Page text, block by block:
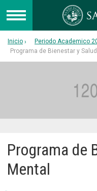
UNIVERSIDAD
CENTRO DE
Capacitación
Colegios
Inicio
Periodo Academico
Programa de Bienestar y
Programa de
Mental